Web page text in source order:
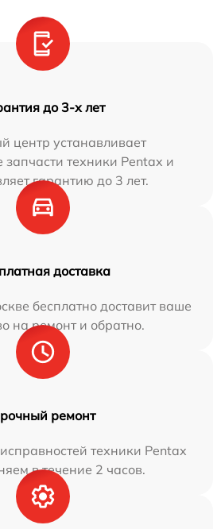
до 3-х лет
центр устанавливает
техники Pentax и
гарантию до 3 лет.
доставка
бесплатно доставит ваше
на ремонт и обратно.
ремонт
техники Pentax
в течение 2 часов.